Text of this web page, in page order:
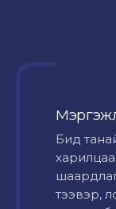
Бид
тээвэр,